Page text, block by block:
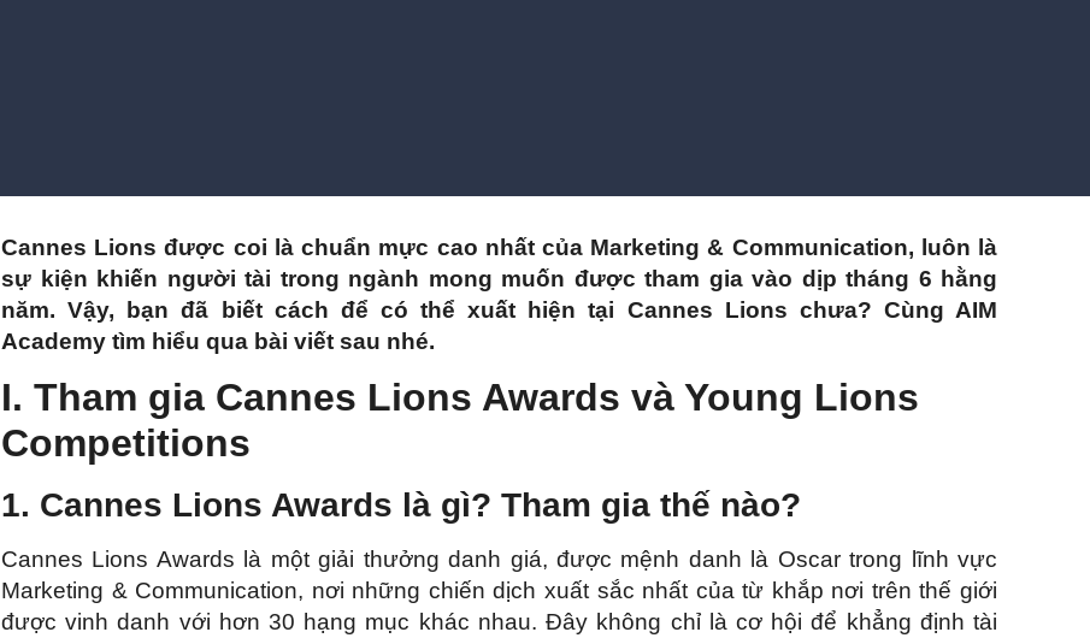
Cannes Lions được coi là chuẩn mực cao nhất của Marketing & Communication, luôn là
sự kiện khiến người tài trong ngành mong muốn được tham gia vào dịp tháng 6 hằng
năm. Vậy, bạn đã biết cách để có thể xuất hiện tại Cannes Lions chưa? Cùng AIM
Academy tìm hiểu qua bài viết sau nhé.
I. Tham gia Cannes Lions Awards và Young Lions
Competitions
1. Cannes Lions Awards là gì? Tham gia thế nào?
Cannes Lions Awards là một giải thưởng danh giá, được mệnh danh là Oscar trong lĩnh vực
Marketing & Communication, nơi những chiến dịch xuất sắc nhất của từ khắp nơi trên thế giới
được vinh danh với hơn 30 hạng mục khác nhau. Đây không chỉ là cơ hội để khẳng định tài